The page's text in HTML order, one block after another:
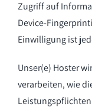
Zugriff auf
Device-
Einwilligung ist
Unser(e) Hoster
verarbeiten, wie